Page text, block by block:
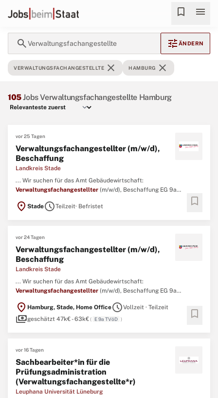
bookmark menu
searchVerwaltungsfachangestellte tune ÄNDERN
VERWALTUNGSFACHANGESTELLTE close HAMBURG close
105Jobs Verwaltungsfachangestellte Hamburg
vor 25 Tagen
Verwaltungsfachangestellter (m/w/d),
Beschaffung
Landkreis Stade
... Wir suchen für das Amt Gebäudewirtschaft:
Verwaltungsfachangestellter (m/w/d), Beschaffung EG 9a
Wochenstunden Ihr Aufgabenbereich: Inventar, Mobiliar, Maschinen
location_on StadescheduleTeilzeit· Befristet bookmark
vor 24 Tagen
Verwaltungsfachangestellter (m/w/d),
Beschaffung
Landkreis Stade
... Wir suchen für das Amt Gebäudewirtschaft:
Verwaltungsfachangestellter (m/w/d), Beschaffung EG 9a
Wochenstunden Der Landkreis Stade steht für Vielfalt und
Inklusion am Arbeitsplatz. ...
location_on Hamburg, Stade, Home OfficescheduleVollzeit · Teilzeit
paymentsgeschätzt 47k€ - 63k€( E 9a TVöD ) bookmark
vor 16 Tagen
Sachbearbeiter*in für die
Prüfungsadministration
(Verwaltungsfachangestellte*r)
Leuphana Universität Lüneburg